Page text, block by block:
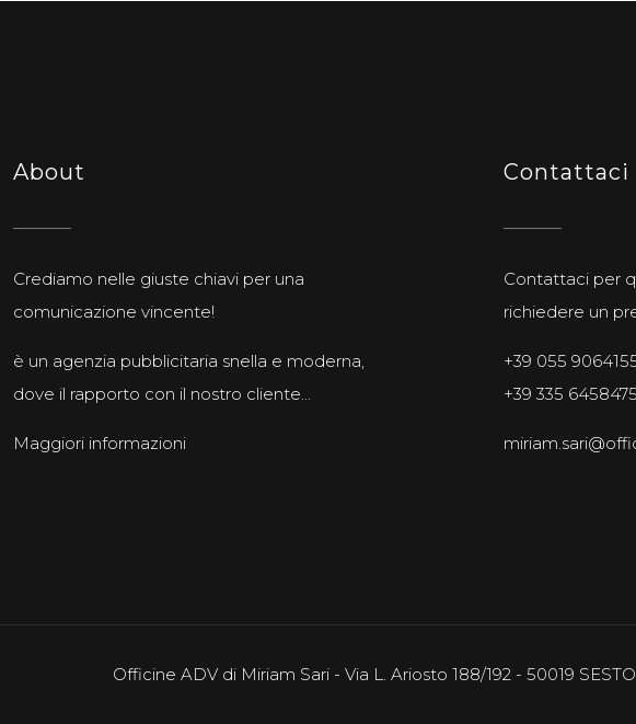
About
Crediamo nelle giuste chiavi per una
comunicazione vincente!
è un agenzia pubblicitaria snella e moderna,
dove il rapporto con il nostro cliente...
Maggiori informazioni
Contattaci
Contattaci per
richiedere un
+39 055
+39 335 6458475
Officine ADV di Miriam Sari - Via L. Ariosto 188/192 - 50019